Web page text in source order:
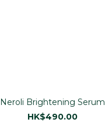
Neroli Brightening Serum
HK$490.00